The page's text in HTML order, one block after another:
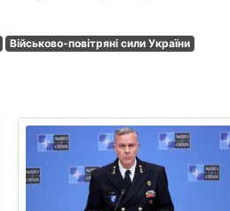
Військово-повітряні сили України